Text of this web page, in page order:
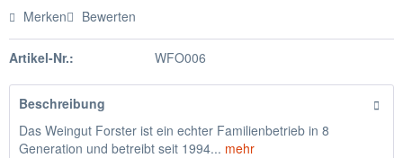
Merken Bewerten
Artikel-Nr.: WFO006
Beschreibung
Das Weingut Forster ist ein echter Familienbetrieb in 8
Generation und betreibt seit 1994... mehr